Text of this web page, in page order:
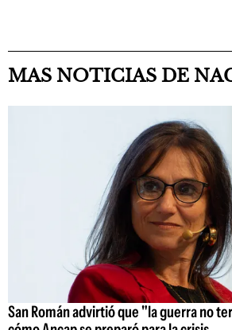
MAS NOTICIAS DE
San Román advirtió que "la guerra no